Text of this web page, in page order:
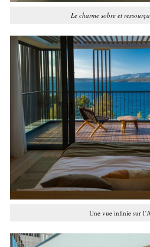
Le charme sobre et
Une vue infinie sur